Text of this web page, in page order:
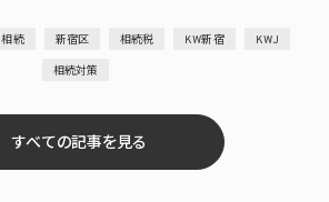
相続 新宿区 相続税 KW新宿 KWJ
相続対策
すべての記事を見る